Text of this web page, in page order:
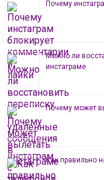
Почему
Можно ли
инстаграме
Почему может
Как правильно